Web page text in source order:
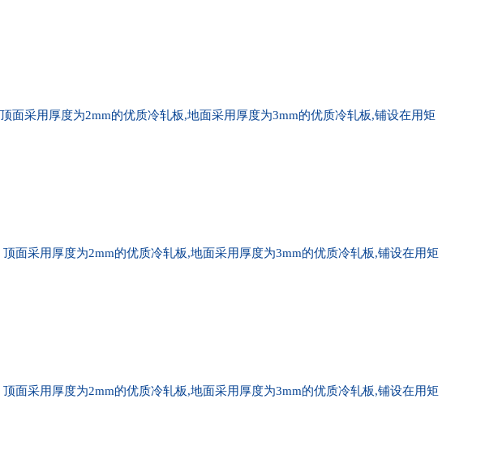
面采用厚度为2mm的优质冷轧板,地面采用厚度为3mm的优质冷轧板,铺设在用矩
面采用厚度为2mm的优质冷轧板,地面采用厚度为3mm的优质冷轧板,铺设在用矩
面采用厚度为2mm的优质冷轧板,地面采用厚度为3mm的优质冷轧板,铺设在用矩